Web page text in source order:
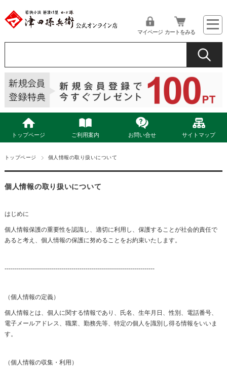
マイページ カートをみる
トップページ ご利用案内 お問い合せ サイトマップ
トップページ 個人情報の取り扱いについて
個人情報の取り扱いについて
はじめに
個人情報保護の重要性を認識し、適切に利用し、保護することが社会的責任で
あると考え、個人情報の保護に努めることをお約束いたします。
--------------------------------------------------------------------------
（個人情報の定義）
個人情報とは、個人に関する情報であり、氏名、生年月日、性別、電話番号、
電子メールアドレス、職業、勤務先等、特定の個人を識別し得る情報をいいま
す。
（個人情報の収集・利用）